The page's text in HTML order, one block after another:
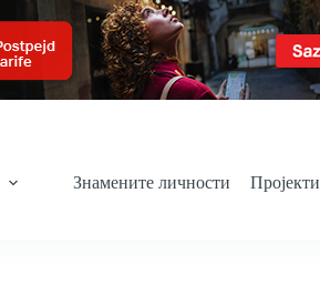
Знамените личности Пројекти